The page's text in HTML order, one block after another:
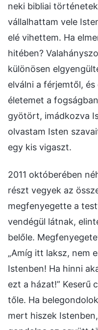
neki bibliai
vállalhattam vele
elé vihettem. Ha
hitében?
különösen
elválni a férjemtől,
életemet a
gyötört, imádkozva
olvastam Isten
egy kis vigaszt.
2011 októberében
részt vegyek az
megfenyegette a
vendégül látnak,
belőle.
„Amíg itt laksz, nem
Istenben! Ha hinni
ezt a házat!” Keserű
tőle. Ha
mert hiszek